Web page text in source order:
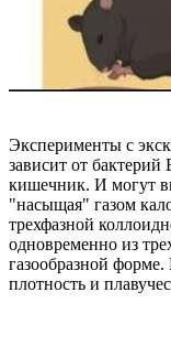
Эксперименты с
зависит от бактерий
кишечник. И могут
"насыщая" газом
трехфазной
одновременно из
газообразной
плотность и